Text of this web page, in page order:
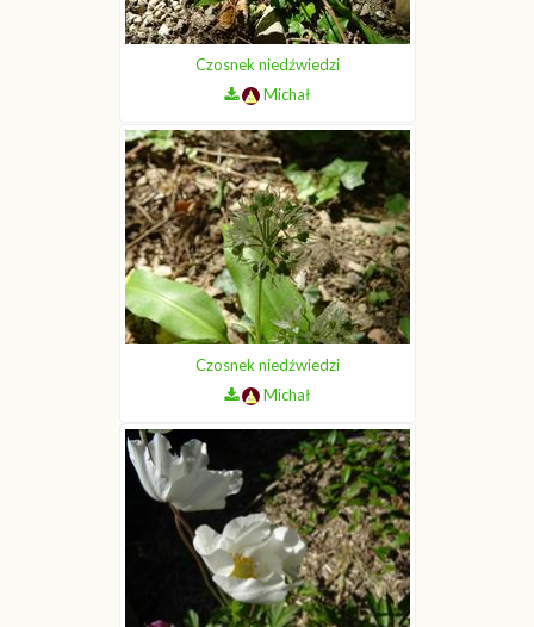
Czosnek niedźwiedzi
Michał
Czosnek niedźwiedzi
Michał